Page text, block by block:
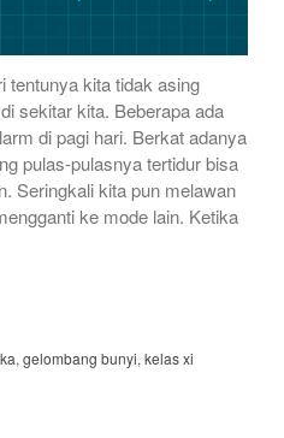
tentunya kita tidak asing
sekitar kita. Beberapa ada
di pagi hari. Berkat adanya
pulas-pulasnya tertidur bisa
Seringkali kita pun melawan
ke mode lain. Ketika
, gelombang bunyi, kelas xi